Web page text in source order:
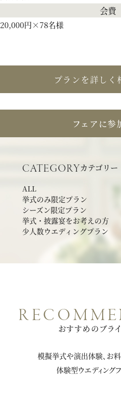
会費
20,000円×78名様
プランを詳しく
フェアに参
カテゴリー
CATEGORY
ALL
挙式のみ限定プラン
シーズン限定プラン
挙式・披露宴をお考えの方
少人数ウエディングプラン
おすすめのブラ
模擬挙式や演出体験、お
体験型ウエディング